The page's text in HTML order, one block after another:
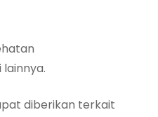
diberikan terkait